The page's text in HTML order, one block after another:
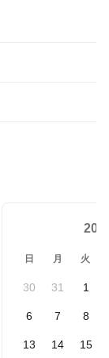
日 月 火
30 31 1
6 7 8
13 14 15